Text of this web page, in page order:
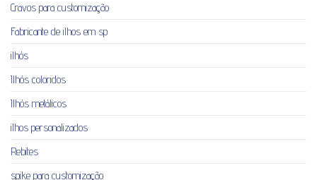
Cravos para customização
Fabricante de ilhos em sp
ilhós
Ilhós coloridos
Ilhós metálicos
ilhos personalizados
Rebites
spike para customização